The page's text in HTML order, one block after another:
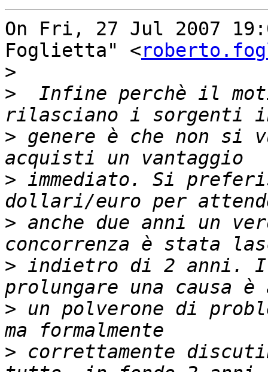
On Fri, 27 Jul 2007
Foglietta" <
>
>
Infine perchè il
> genere è che non si
> immediato. Si
> anche due anni un
> indietro di 2 anni. Il
> un polverone di
> correttamente